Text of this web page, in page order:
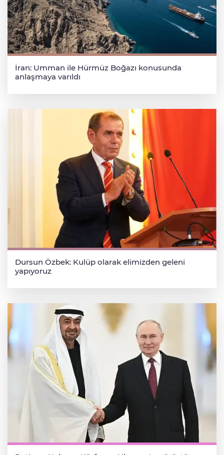
İran: Umman ile Hürmüz Boğazı konusunda
anlaşmaya varıldı
Dursun Özbek: Kulüp olarak elimizden geleni
yapıyoruz